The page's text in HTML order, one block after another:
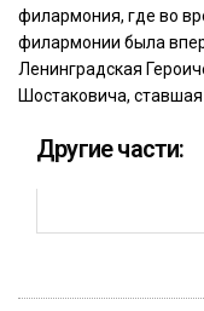
филармония, где во
филармонии была
Ленинградская
Шостаковича,
Другие части: